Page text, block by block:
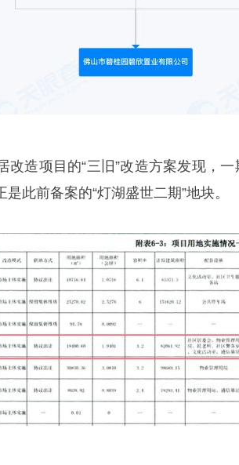
改造项目的“三旧”改造方案发现，
此前备案的“灯湖盛世二期”地块。